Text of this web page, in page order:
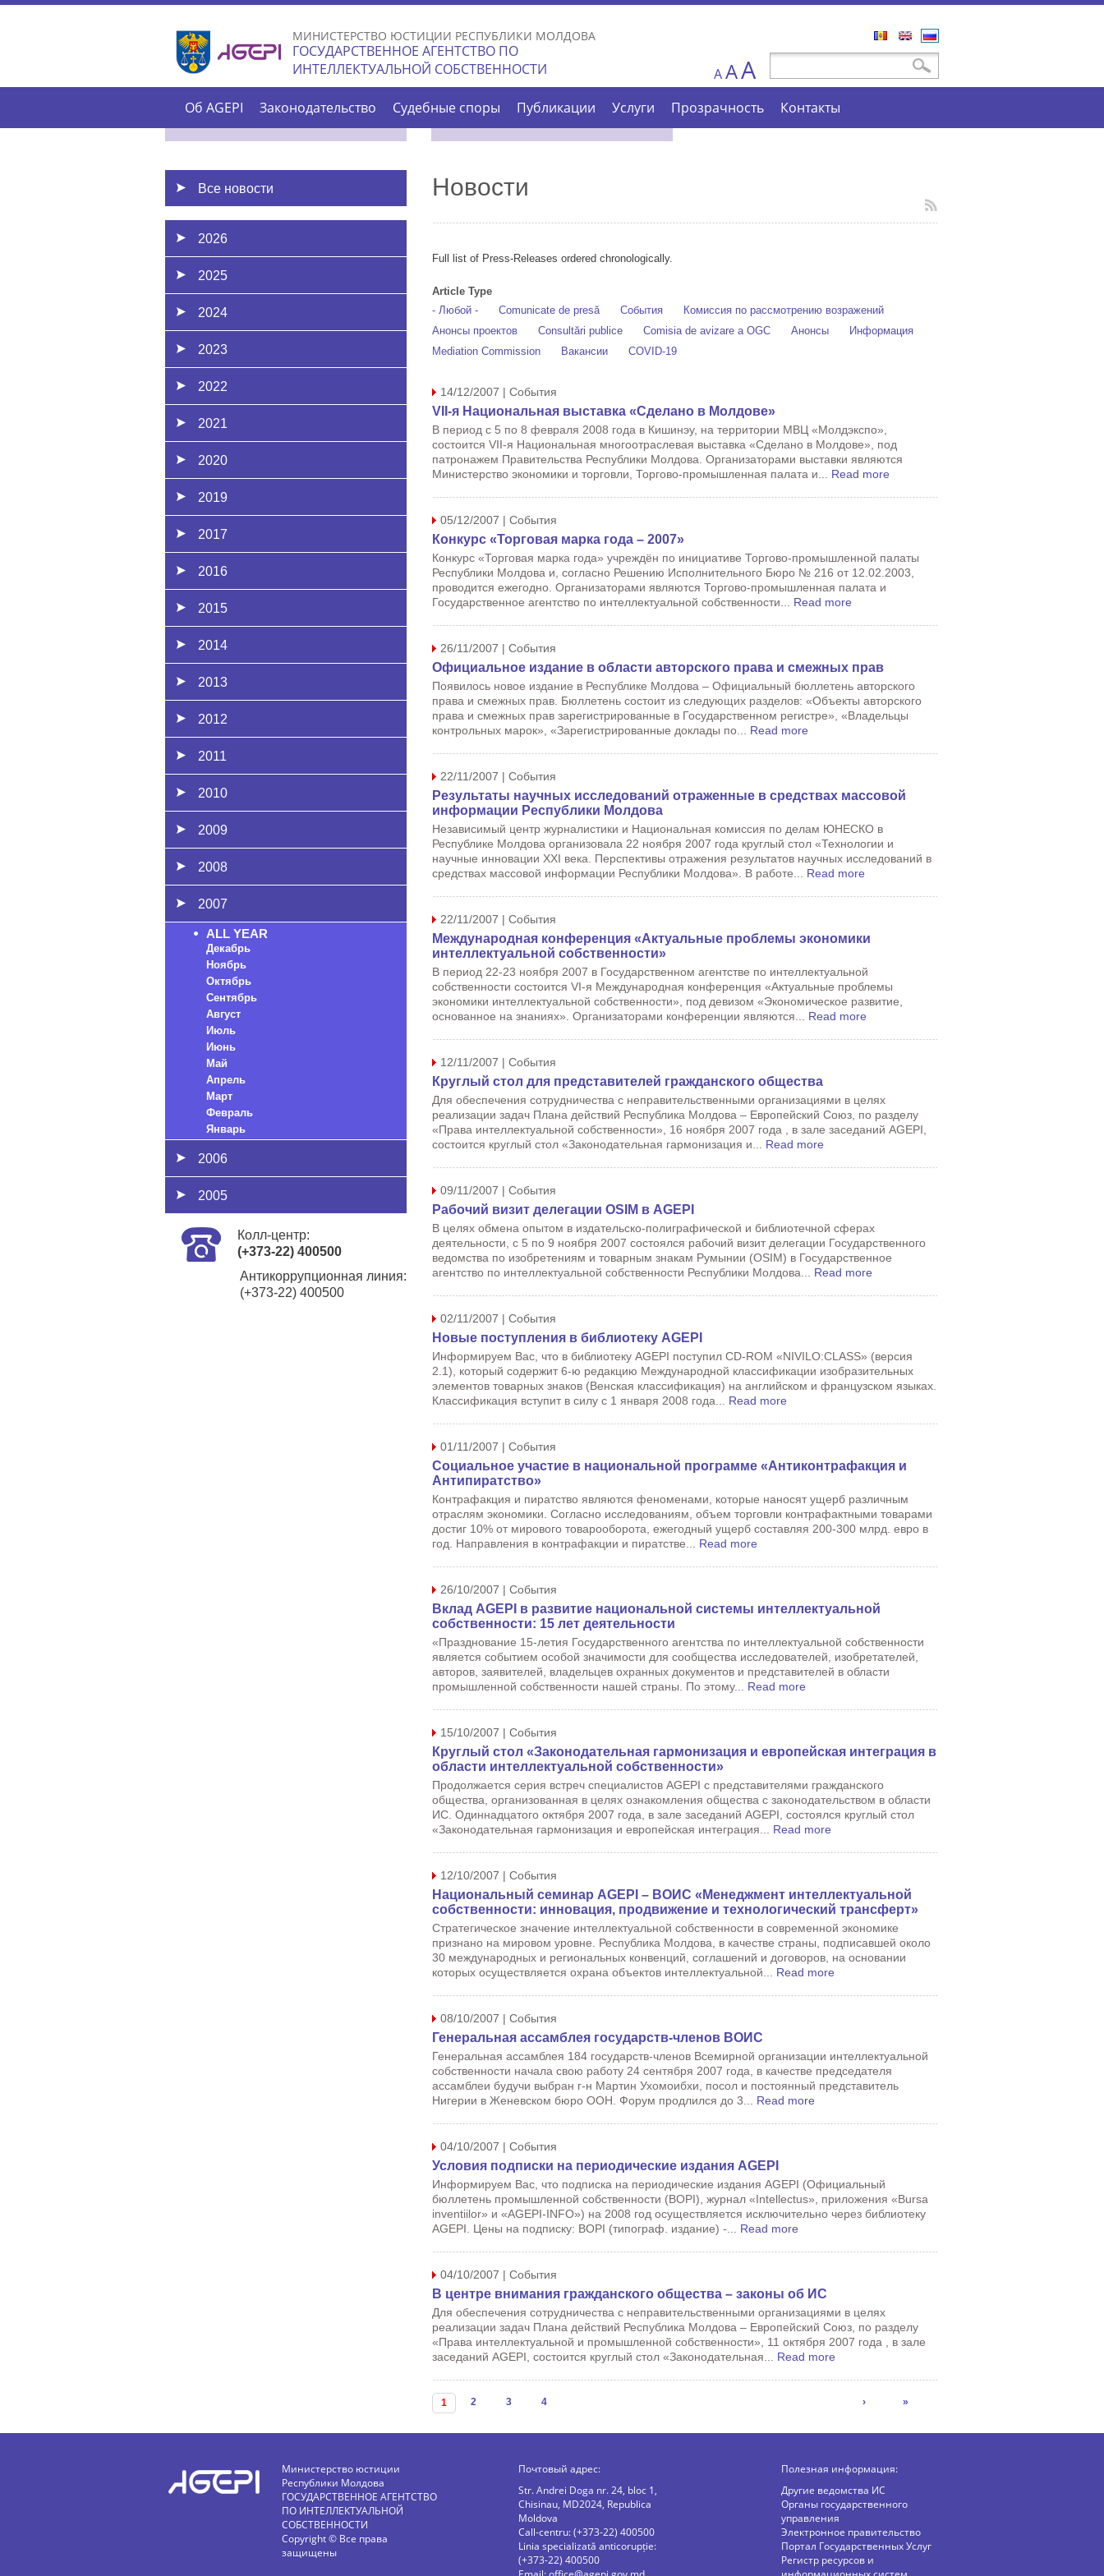
Skip to
main
content
МИНИСТЕРСТВО ЮСТИЦИИ РЕСПУБЛИКИ МОЛДОВА
ГОСУДАРСТВЕННОЕ АГЕНТСТВО ПО
ИНТЕЛЛЕКТУАЛЬНОЙ СОБСТВЕННОСТИ
Поиск
A AA
Об AGEPI Законодательство Судебные споры Публикации Услуги Прозрачность Контакты
Все новости
2026
2025
2024
2023
2022
2021
2020
2019
2017
2016
2015
2014
2013
2012
2011
2010
2009
2008
2007
ALL YEAR
Декабрь
Ноябрь
Октябрь
Сентябрь
Август
Июль
Июнь
Май
Апрель
Март
Февраль
Январь
2006
2005
Колл-центр:
(+373-22) 400500
Антикоррупционная линия:
(+373-22) 400500
Новости
Full list of Press-Releases ordered chronologically.
Article Type
- Любой -
Comunicate de presă События
Комиссия по рассмотрению возражений
Анонсы проектов
Consultări publice Comisia de avizare a OGC Анонсы
Информация
Mediation Commission
Вакансии COVID-19
14/12/2007 | События
VII-я Национальная выставка «Сделано в Молдове»
В период с 5 по 8 февраля 2008 года в Кишинэу, на территории МВЦ «Молдэкспо»,
состоится VII-я Национальная многоотраслевая выставка «Сделано в Молдове», под
патронажем Правительства Республики Молдова. Организаторами выставки являются
Министерство экономики и торговли, Торгово-промышленная палата и... Read more
05/12/2007 | События
Конкурс «Торговая марка года – 2007»
Конкурс «Торговая марка года» учреждён по инициативе Торгово-промышленной палаты
Республики Молдова и, согласно Решению Исполнительного Бюро № 216 от 12.02.2003,
проводится ежегодно. Организаторами являются Торгово-промышленная палата и
Государственное агентство по интеллектуальной собственности... Read more
26/11/2007 | События
Официальное издание в области авторского права и смежных прав
Появилось новое издание в Республике Молдова – Официальный бюллетень авторского
права и смежных прав. Бюллетень состоит из следующих разделов: «Объекты авторского
права и смежных прав зарегистрированные в Государственном регистре», «Владельцы
контрольных марок», «Зарегистрированные доклады по... Read more
22/11/2007 | События
Результаты научных исследований отраженные в средствах массовой
информации Республики Молдова
Независимый центр журналистики и Национальная комиссия по делам ЮНЕСКО в
Республике Молдова организовала 22 ноября 2007 года круглый стол «Технологии и
научные инновации XXI века. Перспективы отражения результатов научных исследований в
средствах массовой информации Республики Молдова». В работе... Read more
22/11/2007 | События
Международная конференция «Актуальные проблемы экономики
интеллектуальной собственности»
В период 22-23 ноября 2007 в Государственном агентстве по интеллектуальной
собственности состоится VI-я Международная конференция «Актуальные проблемы
экономики интеллектуальной собственности», под девизом «Экономическое развитие,
основанное на знаниях». Организаторами конференции являются... Read more
12/11/2007 | События
Круглый стол для представителей гражданского общества
Для обеспечения сотрудничества с неправительственными организациями в целях
реализации задач Плана действий Республика Молдова – Европейский Союз, по разделу
«Права интеллектуальной собственности», 16 ноября 2007 года , в зале заседаний AGEPI,
состоится круглый стол «Законодательная гармонизация и... Read more
09/11/2007 | События
Рабочий визит делегации OSIM в AGEPI
В целях обмена опытом в издательско-полиграфической и библиотечной сферах
деятельности, с 5 по 9 ноября 2007 состоялся рабочий визит делегации Государственного
ведомства по изобретениям и товарным знакам Румынии (OSIM) в Государственное
агентство по интеллектуальной собственности Республики Молдова... Read more
02/11/2007 | События
Новые поступления в библиотеку AGEPI
Информируем Вас, что в библиотеку AGEPI поступил CD-ROM «NIVILO:CLASS» (версия
2.1), который содержит 6-ю редакцию Международной классификации изобразительных
элементов товарных знаков (Венская классификация) на английском и французском языках.
Классификация вступит в силу с 1 января 2008 года... Read more
01/11/2007 | События
Социальное участие в национальной программе «Антиконтрафакция и
Антипиратство»
Контрафакция и пиратство являются феноменами, которые наносят ущерб различным
отраслям экономики. Согласно исследованиям, объем торговли контрафактными товарами
достиг 10% от мирового товарооборота, ежегодный ущерб составляя 200-300 млрд. евро в
год. Направления в контрафакции и пиратстве... Read more
26/10/2007 | События
Вклад AGEPI в развитие национальной системы интеллектуальной
собственности: 15 лет деятельности
«Празднование 15-летия Государственного агентства по интеллектуальной собственности
является событием особой значимости для сообщества исследователей, изобретателей,
авторов, заявителей, владельцев охранных документов и представителей в области
промышленной собственности нашей страны. По этому... Read more
15/10/2007 | События
Круглый стол «Законодательная гармонизация и европейская интеграция в
области интеллектуальной собственности»
Продолжается серия встреч специалистов AGEPI с представителями гражданского
общества, организованная в целях ознакомления общества с законодательством в области
ИС. Одиннадцатого октября 2007 года, в зале заседаний AGEPI, состоялся круглый стол
«Законодательная гармонизация и европейская интеграция... Read more
12/10/2007 | События
Национальный семинар AGEPI – ВОИС «Менеджмент интеллектуальной
собственности: инновация, продвижение и технологический трансферт»
Стратегическое значение интеллектуальной собственности в современной экономике
признано на мировом уровне. Республика Молдова, в качестве страны, подписавшей около
30 международных и региональных конвенций, соглашений и договоров, на основании
которых осуществляется охрана объектов интеллектуальной... Read more
08/10/2007 | События
Генеральная ассамблея государств-членов ВОИС
Генеральная ассамблея 184 государств-членов Всемирной организации интеллектуальной
собственности начала свою работу 24 сентября 2007 года, в качестве председателя
ассамблеи будучи выбран г-н Мартин Ухомоибхи, посол и постоянный представитель
Нигерии в Женевском бюро ООН. Форум продлился до 3... Read more
04/10/2007 | События
Условия подписки на периодические издания AGEPI
Информируем Вас, что подписка на периодические издания AGEPI (Официальный
бюллетень промышленной собственности (BOPI), журнал «Intellectus», приложения «Bursa
inventiilor» и «AGEPI-INFO») на 2008 год осуществляется исключительно через библиотеку
AGEPI. Цены на подписку: BOPI (типограф. издание) -... Read more
04/10/2007 | События
В центре внимания гражданского общества – законы об ИС
Для обеспечения сотрудничества с неправительственными организациями в целях
реализации задач Плана действий Республика Молдова – Европейский Союз, по разделу
«Права интеллектуальной и промышленной собственности», 11 октября 2007 года , в зале
заседаний AGEPI, состоится круглый стол «Законодательная... Read more
1 2 3 4 › »
Министерство юстиции
Республики Молдова
ГОСУДАРСТВЕННОЕ АГЕНТСТВО
ПО ИНТЕЛЛЕКТУАЛЬНОЙ
СОБСТВЕННОСТИ
Copyright © Все права
защищены
Почтовый адрес:
Str. Andrei Doga nr. 24, bloc 1,
Chisinau, MD2024, Republica
Moldova
Call-centru: (+373-22) 400500
Linia specializată anticorupție:
(+373-22) 400500
Полезная информация:
Другие ведомства ИС
Органы государственного
управления
Электронное правительство
Портал Государственных Услуг
Регистр ресурсов и